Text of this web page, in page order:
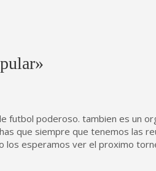
»
futbol poderoso. tambien es un
que siempre que tenemos las
los esperamos ver el proximo